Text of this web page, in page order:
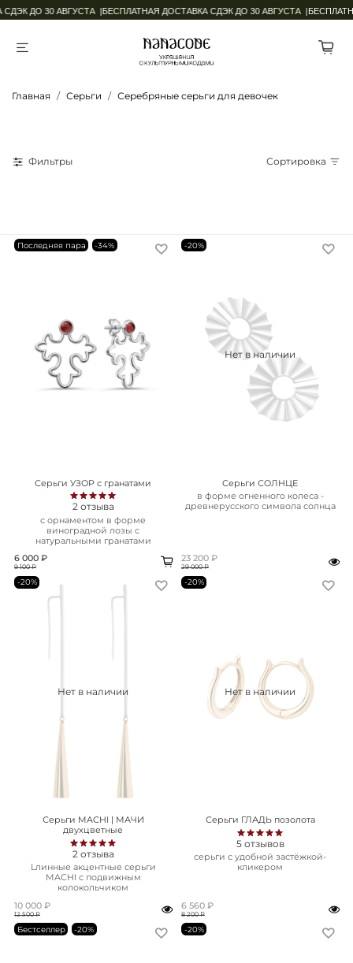
ДО 30 АВГУСТА | БЕСПЛАТНАЯ ДОСТАВКА СДЭК ДО 30 АВГУСТА |
Главная Серьги Серебряные серьги для девочек
Фильтры Сортировка
Последняя пара -34%
Серьги УЗОР с гранатами
2 отзыва
с орнаментом в форме
виноградной лозы с
натуральными гранатами
6 000 ₽
9 100 ₽
Нет в наличии
-20%
Серьги СОЛНЦЕ
в форме огненного колеса -
древнерусского символа солнца
23 200 ₽
29 000 ₽
Нет в наличии
-20%
Серьги MACHI | МАЧИ
двухцветные
2 отзыва
Lлинные акцентные серьги
MACHI с подвижным
колокольчиком
10 000 ₽
12 500 ₽
Нет в наличии
-20%
Серьги ГЛАДЬ позолота
5 отзывов
серьги с удобной застёжкой-
кликером
6 560 ₽
8 200 ₽
Бестселлер -20% -20%